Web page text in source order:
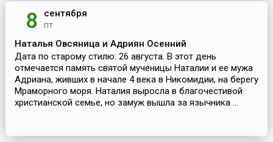
8 сентября
пт
Наталья Овсяница и Адриян Осенний
Дата по старому стилю: 26 августа. В этот день
отмечается память святой мученицы Наталии и ее мужа
Адриана, живших в начале 4 века в Никомидии, на берегу
Мраморного моря. Наталия выросла в благочестивой
христианской семье, но замуж вышла за язычника ...